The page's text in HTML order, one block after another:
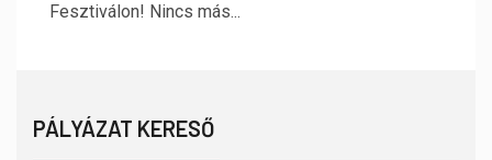
Fesztiválon! Nincs más...
PÁLYÁZAT KERESŐ